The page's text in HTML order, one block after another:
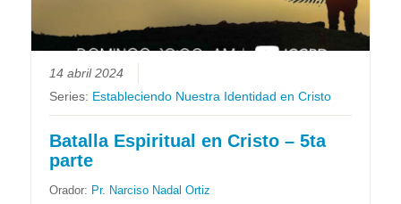
14 abril 2024
Series: Estableciendo Nuestra Identidad en Cristo
Batalla Espiritual en Cristo – 5ta
parte
Orador: Pr. Narciso Nadal Ortiz